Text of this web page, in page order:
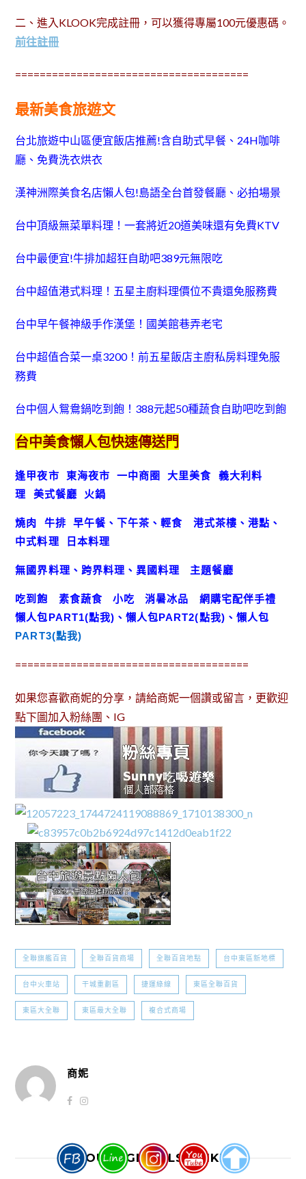
二、進入KLOOK完成註冊，可以獲得專屬100元優惠碼。
前往註冊
======================================
最新美食旅遊文
台北旅遊中山區便宜飯店推薦!含自助式早餐、24H咖啡
廳、免費洗衣烘衣
漢神洲際美食名店懶人包!島語全台首發餐廳、必拍場景
台中頂級無菜單料理！一套將近20道美味還有免費KTV
台中最便宜!牛排加超狂自助吧389元無限吃
台中超值港式料理！五星主廚料理價位不貴還免服務費
台中早午餐神級手作漢堡！國美館巷弄老宅
台中超值合菜一桌3200！前五星飯店主廚私房料理免服
務費
台中個人鴛鴦鍋吃到飽！388元起50種蔬食自助吧吃到飽
台中美食懶人包快速傳送門
逢甲夜市 東海夜市 一中商圈 大里美食
義大利料
理
美式餐廳 火鍋
燒肉 牛排 早午餐、下午茶、輕食
港式茶樓、港點、
中式料理
日本料理
無國界料理、跨界料理、異國料理 主題餐廳
吃到飽 素食蔬食 小吃 消暑冰品
網購宅配伴手禮
懶人包PART1(點我) 、懶人包PART2(點我) 、 懶人包
PART3(點我)
======================================
如果您喜歡商妮的分享，請給商妮一個讚或留言，更歡迎
點下圖加入粉絲團、IG
全聯旗艦百貨 全聯百貨商場 全聯百貨地點 台中東區新地標
台中火車站 干城重劃區 捷運綠線 東區全聯百貨
東區大全聯 東區最大全聯 複合式商場
商妮
YOU MIGHT ALSO LIKE